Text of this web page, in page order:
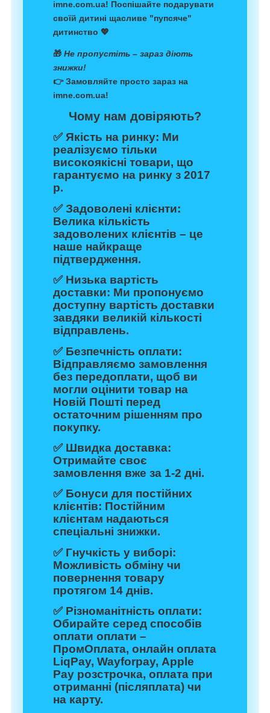
imne.com.ua! Поспішайте подарувати
своїй дитині щасливе "пупсяче"
дитинство 💖
🎁 Не пропустіть – зараз діють
знижки!
👉 Замовляйте просто зараз на
imne.com.ua!
Чому нам довіряють?
✅Якість на ринку: Ми
реалізуємо тільки
високоякісні товари, що
гарантуємо на ринку з 2017
р.
✅Задоволені клієнти:
Велика кількість
задоволених клієнтів – це
наше найкраще
підтвердження.
✅ Низька вартість
доставки: Ми пропонуємо
доступну вартість доставки
завдяки великій кількості
відправлень.
✅ Безпечність оплати:
Відправляємо замовлення
без передоплати, щоб ви
могли оцінити товар на
Новій Пошті перед
остаточним рішенням про
покупку.
✅ Швидка доставка:
Отримайте своє
замовлення вже за 1-2 дні.
✅ Бонуси для постійних
клієнтів: Постійним
клієнтам надаються
спеціальні знижки.
✅ Гнучкість у виборі:
Можливість обміну чи
повернення товару
протягом 14 днів.
✅ Різноманітність оплати:
Обирайте серед способів
оплати оплати –
ПромОплата, онлайн оплата
LiqPay, Wayforpay, Apple
Pay розстрочка, оплата при
отриманні (післяплата) чи
на карту.